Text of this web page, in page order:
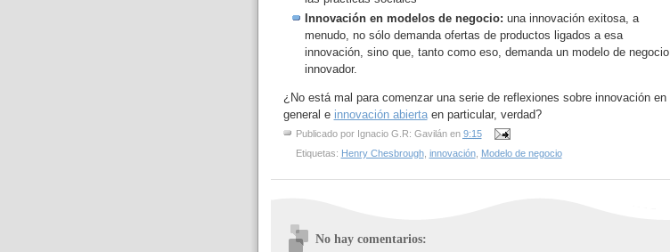
Innovación en modelos de negocio: una innovación exitosa, a
menudo, no sólo demanda ofertas de productos ligados a esa
innovación, sino que, tanto como eso, demanda un modelo de negocio
innovador.
¿No está mal para comenzar una serie de reflexiones sobre innovación en
general e innovación abiertaen particular, verdad?
Publicado por Ignacio G.R: Gavilán en 9:15
Etiquetas: Henry Chesbrough, innovación, Modelo de negocio
No hay comentarios: